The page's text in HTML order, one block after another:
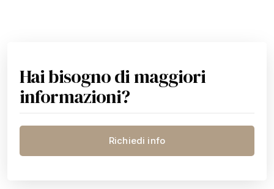
Hai bisogno di maggiori
informazioni?
Richiedi info